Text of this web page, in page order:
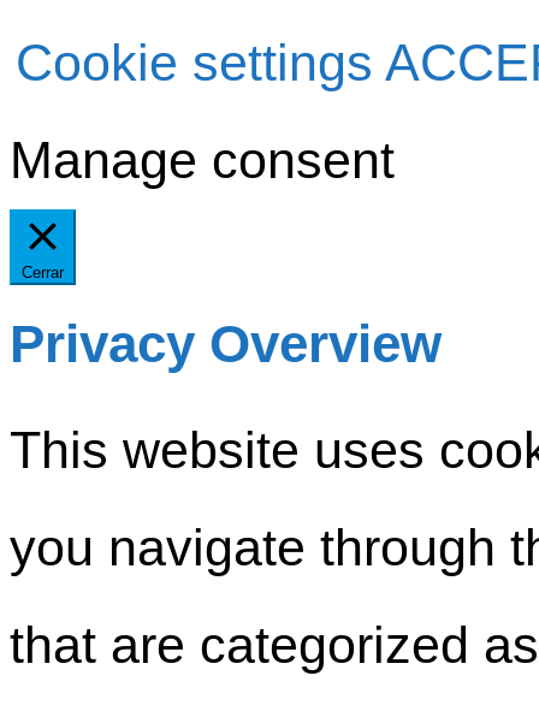
Cookie settings
Manage consent
Cerrar
Privacy Overview
This website uses
you navigate through
that are categorized